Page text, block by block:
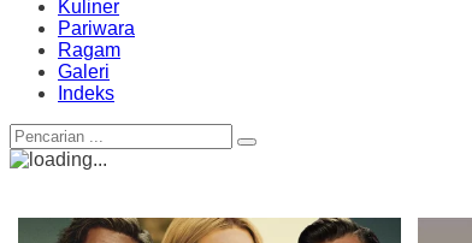
Kuliner
Pariwara
Ragam
Galeri
Indeks